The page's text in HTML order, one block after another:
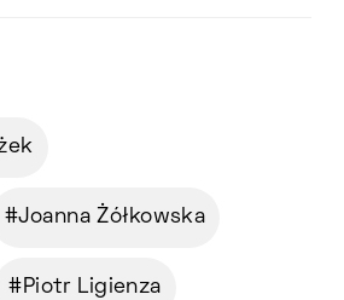
Joanna Żółkowska
Piotr Ligienza